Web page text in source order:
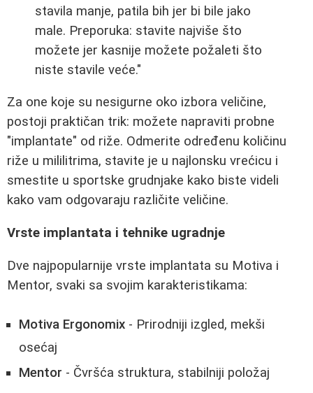
stavila manje, patila bih jer bi bile jako
male. Preporuka: stavite najviše što
možete jer kasnije možete požaleti što
niste stavile veće."
Za one koje su nesigurne oko izbora veličine,
postoji praktičan trik: možete napraviti probne
"implantate" od riže. Odmerite određenu količinu
riže u mililitrima, stavite je u najlonsku vrećicu i
smestite u sportske grudnjake kako biste videli
kako vam odgovaraju različite veličine.
Vrste implantata i tehnike ugradnje
Dve najpopularnije vrste implantata su Motiva i
Mentor, svaki sa svojim karakteristikama:
Motiva Ergonomix - Prirodniji izgled, mekši
osećaj
Mentor - Čvršća struktura, stabilniji položaj